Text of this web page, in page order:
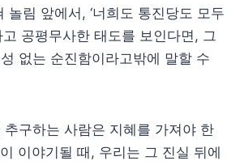
놀림 앞에서, ‘너희도 통진당도 모두
고 공평무사한 태도를 보인다면, 그
없는 순진함이라고밖에 말할 수
추구하는 사람은 지혜를 가져야 한
이 이야기될 때, 우리는 그 진실 뒤에